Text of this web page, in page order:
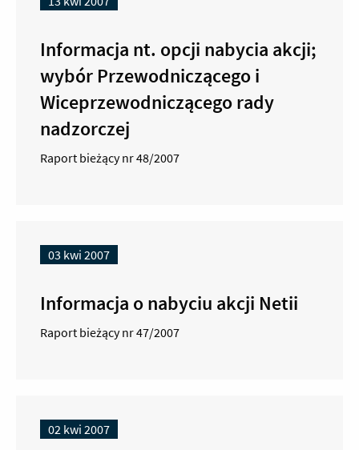
Informacja nt. opcji nabycia akcji;
wybór Przewodniczącego i
Wiceprzewodniczącego rady
nadzorczej
Raport bieżący nr 48/2007
03 kwi 2007
Informacja o nabyciu akcji Netii
Raport bieżący nr 47/2007
02 kwi 2007